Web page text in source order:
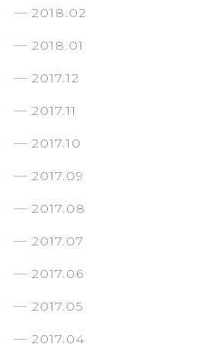
2018.02
2018.01
2017.12
2017.11
2017.10
2017.09
2017.08
2017.07
2017.06
2017.05
2017.04